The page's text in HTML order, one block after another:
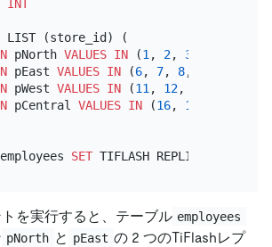
INT
LIST (store_id) (
pNorth VALUES IN (1 , 2, 3
pEast VALUES IN (6, 7, 8,
pWest VALUES IN (11 , 12,
pCentral VALUES IN (16, 17
SET TIFLASH REPLICA
を実行すると、テーブル employees
pNorth と pEast の 2 つのTiFlashレプ